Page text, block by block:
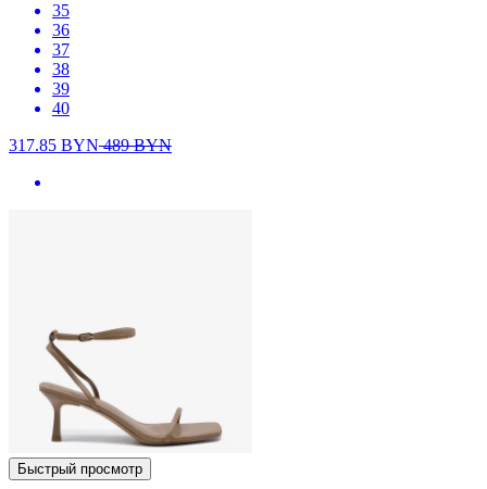
35
36
37
38
39
40
317.85 BYN489BYN
Быстрый просмотр